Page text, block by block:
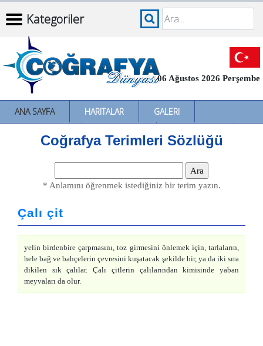
Kategoriler
06 Ağustos 2026 Perşembe
ANA SAYFA HARITALAR
GALERI
İNCELEMELER
SÖZLÜKLER İL İL TÜRKIYE
Coğrafya Terimleri Sözlüğü
* Anlamını öğrenmek istediğiniz bir terim yazın.
Çalı çit
yelin birdenbire çarpmasını, toz girmesini önlemek için, tarlaların,
hele bağ ve bahçelerin çevresini kuşatacak şekilde bir, ya da iki sıra
dikilen sık çalılar. Çalı çitlerin çalılarından kimisinde yaban
meyvaları da olur.